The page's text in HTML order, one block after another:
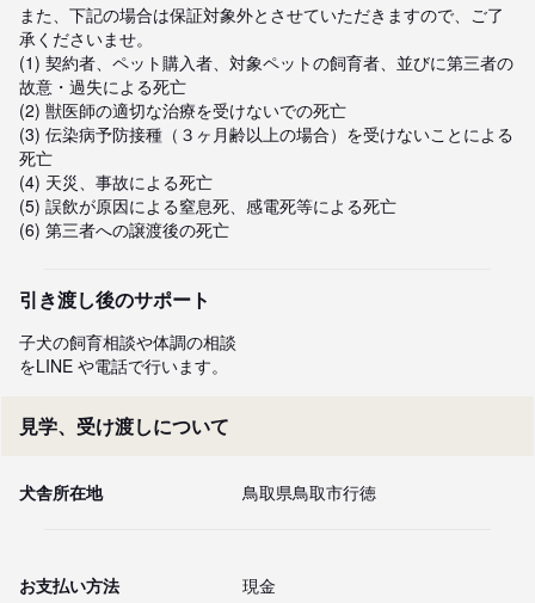
また、下記の場合は保証対象外とさせていただきますので、ご了
承くださいませ。
(1) 契約者、ペット購入者、対象ペットの飼育者、並びに第三者の
故意・過失による死亡
(2) 獣医師の適切な治療を受けないでの死亡
(3) 伝染病予防接種（３ヶ月齢以上の場合）を受けないことによる
死亡
(4) 天災、事故による死亡
(5) 誤飲が原因による窒息死、感電死等による死亡
(6) 第三者への譲渡後の死亡
引き渡し後のサポート
子犬の飼育相談や体調の相談
をLINE や電話で行います。
見学、受け渡しについて
犬舎所在地 鳥取県鳥取市行徳
お支払い方法
現金